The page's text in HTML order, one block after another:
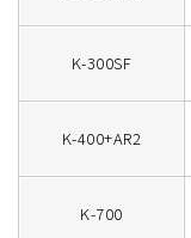
K-300SF
K-400+AR2
K-700